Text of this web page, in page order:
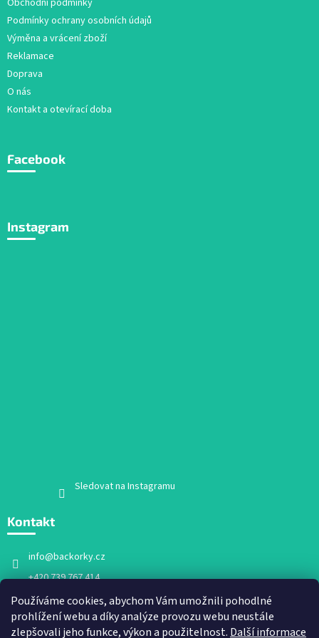
Používáme cookies, abychom Vám umožnili pohodlné
prohlížení webu a díky analýze provozu webu neustále
zlepšovali jeho funkce, výkon a použitelnost. Další informace
Podmínky ochrany osobních údajů
Výměna a vrácení zboží
Reklamace
Doprava
O nás
Kontakt a otevírací doba
Facebook
Instagram
Sledovat na Instagramu
Kontakt
info@backorky.cz
+420 739 767 414
Facebook
backorky.cz